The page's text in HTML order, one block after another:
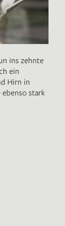
ins zehnte
ein
Hirn in
stark